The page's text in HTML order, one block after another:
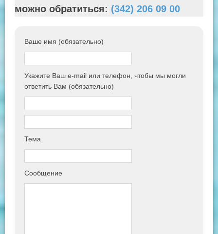
можно обратиться: (342) 206 09 00
Ваше имя (обязательно)
Укажите Ваш e-mail или телефон, чтобы мы могли
ответить Вам (обязательно)
Тема
Сообщение